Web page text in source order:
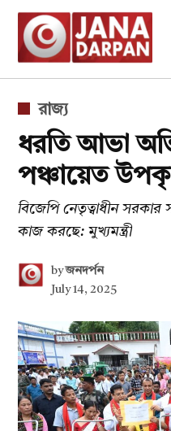
Skip
content
POSTED
IN
রাজ্য
ধরতি আভা
পঞ্চায়েত
বিজেপি নেতৃত্বাধীন
কাজ করছে: মুখ্যমন্ত্রী
by জনদর্পন
July 14, 2025